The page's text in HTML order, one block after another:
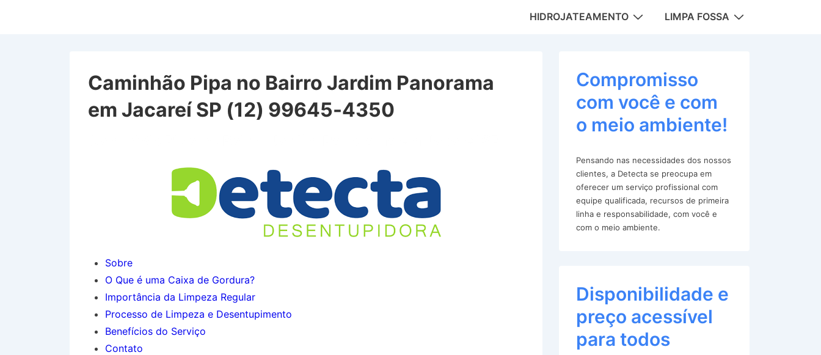
MainHIDROJATEAMENTO LIMPA FOSSA
Caminhão Pipa no Bairro Jardim Panorama
em Jacareí SP (12) 99645-4350
Sobre
O Que é uma Caixa de Gordura?
Importância da Limpeza Regular
Processo de Limpeza e Desentupimento
Benefícios do Serviço
Contato
Compromisso
com você e com
o meio ambiente!
Pensando nas necessidades dos nossos
clientes, a Detecta se preocupa em
oferecer um serviço profissional com
equipe qualificada, recursos de primeira
linha e responsabilidade, com você e
com o meio ambiente.
Disponibilidade e
preço acessível
para todos